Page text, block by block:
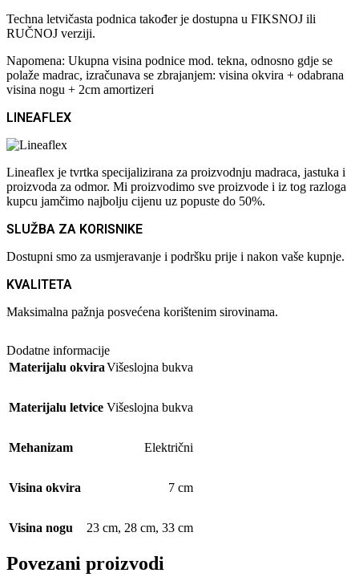
Techna letvičasta podnica također je dostupna u FIKSNOJ ili
RUČNOJ verziji.
Napomena: Ukupna visina podnice mod. tekna, odnosno gdje se
polaže madrac, izračunava se zbrajanjem: visina okvira + odabrana
visina nogu + 2cm amortizeri
LINEAFLEX
Lineaflex je tvrtka specijalizirana za proizvodnju madraca, jastuka i
proizvoda za odmor. Mi proizvodimo sve proizvode i iz tog razloga
kupcu jamčimo najbolju cijenu uz popuste do 50%.
SLUŽBA ZA KORISNIKE
Dostupni smo za usmjeravanje i podršku prije i nakon vaše kupnje.
KVALITETA
Maksimalna pažnja posvećena korištenim sirovinama.
Dodatne informacije
Materijalu okviraVišeslojna bukva
Materijalu letvice Višeslojna bukva
Mehanizam Električni
Visina okvira 7 cm
Visina nogu 23 cm, 28 cm, 33 cm
Povezani proizvodi